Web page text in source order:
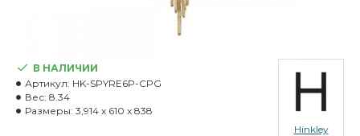
В НАЛИЧИИ
Артикул: HK-SPYRE6P-CPG
Вес: 8.34
Размеры: 3,914 x 610 x 838
Hinkley